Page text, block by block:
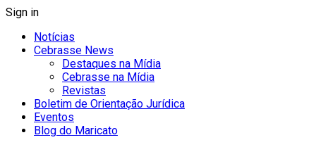
Sign in
Notícias
Cebrasse News
Destaques na Mídia
Cebrasse na Mídia
Revistas
Boletim de Orientação Jurídica
Eventos
Blog do Maricato